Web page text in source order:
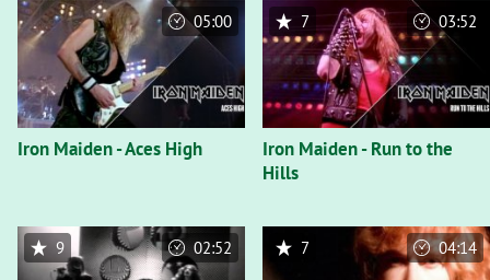
Iron Maiden - Aces High
05:00
Iron Maiden - Run to the
Hills
7 03:52
9 02:52 7 04:14